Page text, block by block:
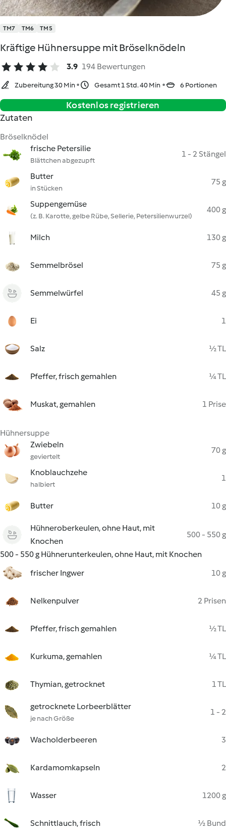
TM7 TM6 TM5
Kräftige Hühnersuppe mit Bröselknödeln
3.9 194 Bewertungen
Zubereitung 30 Min Gesamt 1 Std. 40 Min 6 Portionen
Kostenlos registrieren
Zutaten
Bröselknödel
frische Petersilie
Blättchen abgezupft
1 - 2 Stängel
Butter
in Stücken
75 g
Suppengemüse
(z. B. Karotte, gelbe Rübe, Sellerie, Petersilienwurzel)
400 g
Milch 130 g
Semmelbrösel 75 g
Semmelwürfel 45 g
Ei 1
Salz ½ TL
Pfeffer, frisch gemahlen ¼ TL
Muskat, gemahlen 1 Prise
Hühnersuppe
Zwiebeln
geviertelt
70 g
Knoblauchzehe
halbiert
1
Butter 10 g
Hühneroberkeulen, ohne Haut, mit
Knochen
500 - 550 g
500 - 550 g Hühnerunterkeulen, ohne Haut, mit Knochen
frischer Ingwer
10 g
Nelkenpulver 2 Prisen
Pfeffer, frisch gemahlen ½ TL
Kurkuma, gemahlen ¼ TL
Thymian, getrocknet 1 TL
getrocknete Lorbeerblätter
je nach Größe
1 - 2
Wacholderbeeren 3
Kardamomkapseln 2
Wasser 1200 g
Schnittlauch, frisch ½ Bund